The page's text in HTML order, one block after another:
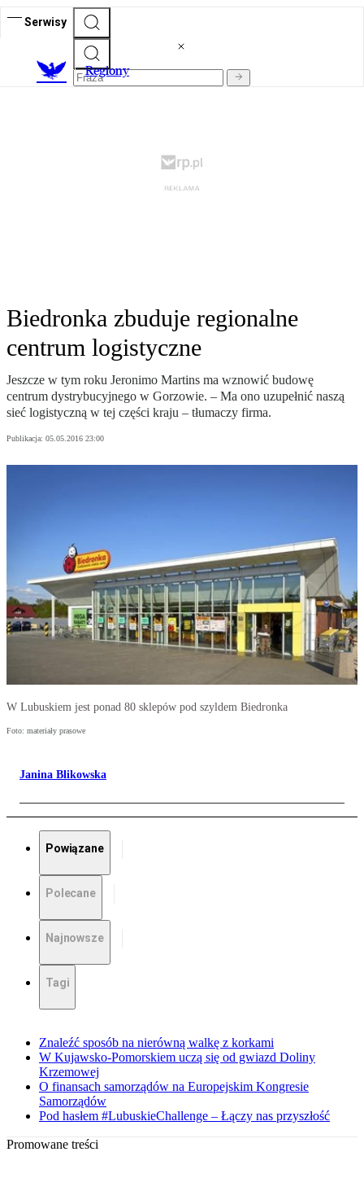
Serwisy
Regiony
Biedronka zbuduje regionalne
centrum logistyczne
Jeszcze w tym roku Jeronimo Martins ma wznowić budowę
centrum dystrybucyjnego w Gorzowie. – Ma ono uzupełnić naszą
sieć logistyczną w tej części kraju – tłumaczy firma.
Publikacja: 05.05.2016 23:00
W Lubuskiem jest ponad 80 sklepów pod szyldem Biedronka
Foto: materiały prasowe
Janina Blikowska
Powiązane
Polecane
Najnowsze
Tagi
Znaleźć sposób na nierówną walkę z korkami
W Kujawsko-Pomorskiem uczą się od gwiazd Doliny
Krzemowej
O finansach samorządów na Europejskim Kongresie
Samorządów
Pod hasłem #LubuskieChallenge – Łączy nas przyszłość
Promowane treści